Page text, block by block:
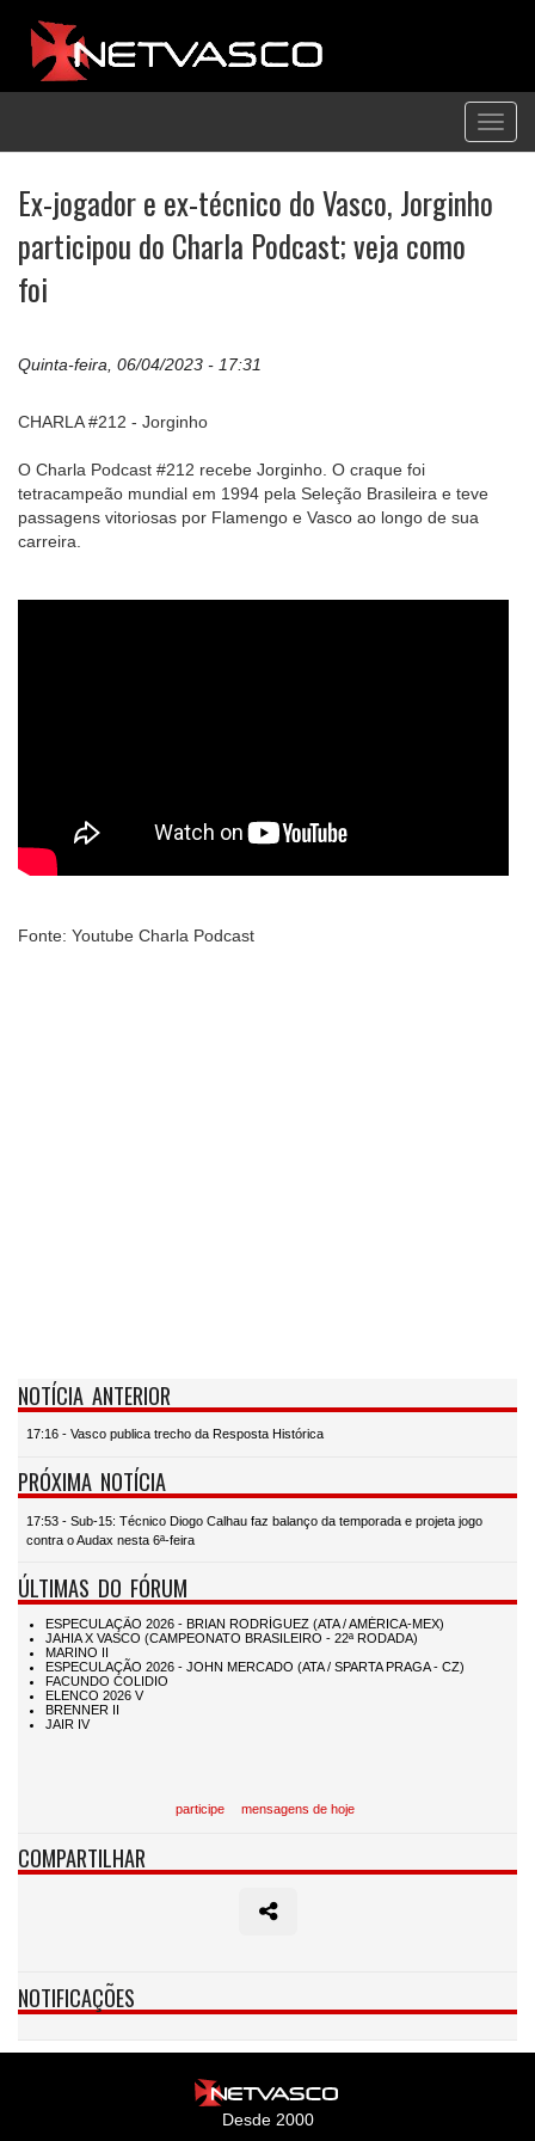
Ex-jogador e ex-técnico do Vasco, Jorginho
participou do Charla Podcast; veja como
foi
Quinta-feira, 06/04/2023 - 17:31
CHARLA #212 - Jorginho
O Charla Podcast #212 recebe Jorginho. O craque foi
tetracampeão mundial em 1994 pela Seleção Brasileira e teve
passagens vitoriosas por Flamengo e Vasco ao longo de sua
carreira.
Fonte: Youtube Charla Podcast
NOTÍCIA ANTERIOR
17:16 - Vasco publica trecho da Resposta Histórica
PRÓXIMA NOTÍCIA
17:53 - Sub-15: Técnico Diogo Calhau faz balanço da temporada e projeta jogo
contra o Audax nesta 6ª-feira
ÚLTIMAS DO FÓRUM
participe mensagens de hoje
COMPARTILHAR
NOTIFICAÇÕES
Desde 2000